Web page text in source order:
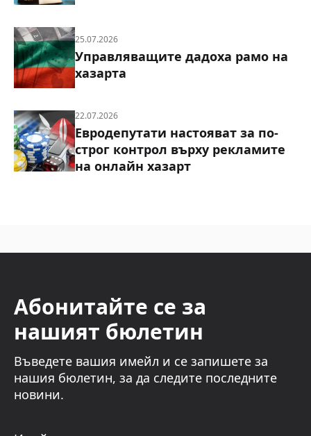
25.07.2026
Управляващите дадоха рамо на
хазарта
22.07.2026
Евродепутати настояват за по-
строг контрол върху рекламите
на онлайн хазарт
Абонитайте се за
нашият бюлетин
Въведете вашия имейл и се запишете за
нашия бюлетин, за да следите последните
новини.